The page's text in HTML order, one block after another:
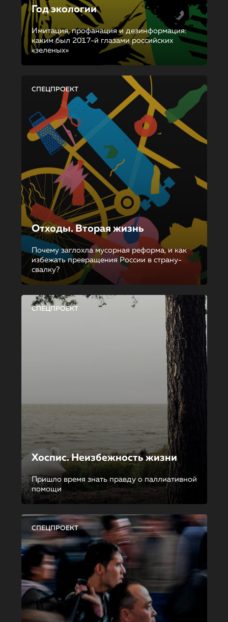
Год экологии
Имитация, профанация и дезинформация:
каким был 2017-й глазами российских
«зеленых»
СПЕЦПРОЕКТ
Отходы. Вторая жизнь
Почему заглохла мусорная реформа, и как
избежать превращения России в страну-
свалку?
СПЕЦПРОЕКТ
Хоспис. Неизбежность жизни
Пришло время знать правду о паллиативной
помощи
СПЕЦПРОЕКТ